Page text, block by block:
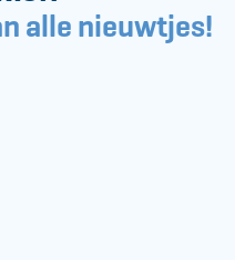
alle nieuwtjes!